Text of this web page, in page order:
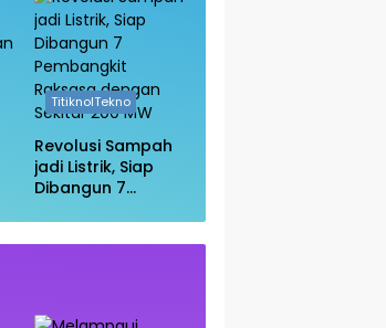
Anda Masih
Aman?
TitiknolTekno
Revolusi Sampah
jadi Listrik, Siap
Dibangun 7
Sekitar 200 MW